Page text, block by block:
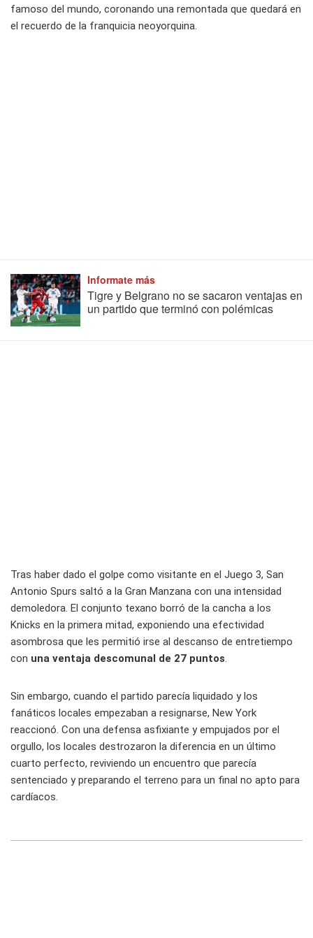
famoso del mundo, coronando una remontada que quedará en
el recuerdo de la franquicia neoyorquina.
Informate más
Tigre y Belgrano no se sacaron ventajas en
un partido que terminó con polémicas
Tras haber dado el golpe como visitante en el Juego 3, San
Antonio Spurs saltó a la Gran Manzana con una intensidad
demoledora. El conjunto texano borró de la cancha a los
Knicks en la primera mitad, exponiendo una efectividad
asombrosa que les permitió irse al descanso de entretiempo
con una ventaja descomunal de 27 puntos.
Sin embargo, cuando el partido parecía liquidado y los
fanáticos locales empezaban a resignarse, New York
reaccionó. Con una defensa asfixiante y empujados por el
orgullo, los locales destrozaron la diferencia en un último
cuarto perfecto, reviviendo un encuentro que parecía
sentenciado y preparando el terreno para un final no apto para
cardíacos.